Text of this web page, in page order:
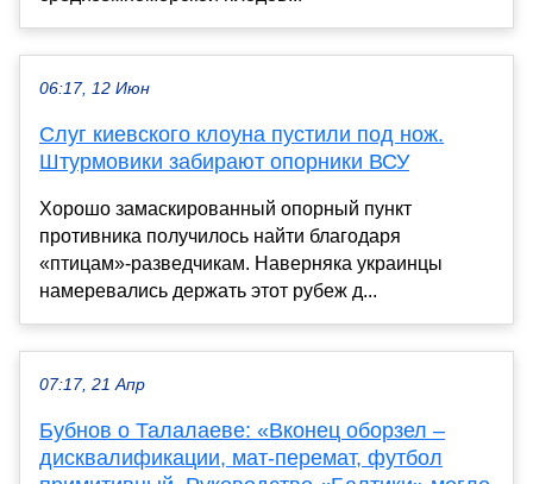
06:17, 12 Июн
Слуг киевского клоуна пустили под нож.
Штурмовики забирают опорники ВСУ
Хорошо замаскированный опорный пункт
противника получилось найти благодаря
«птицам»-разведчикам. Наверняка украинцы
намеревались держать этот рубеж д...
07:17, 21 Апр
Бубнов о Талалаеве: «Вконец оборзел –
дисквалификации, мат-перемат, футбол